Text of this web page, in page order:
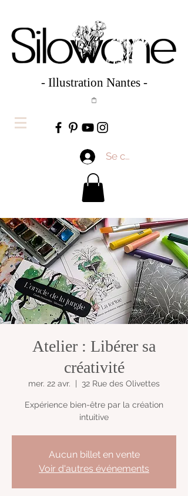
- Illustration Nantes -
Se connecter
Atelier : Libérer sa
créativité
mer. 22 avr.
  |
32 Rue des Olivettes
Expérience bien-être par la création
intuitive
Aucun billet en vente
Voir d'autres événements